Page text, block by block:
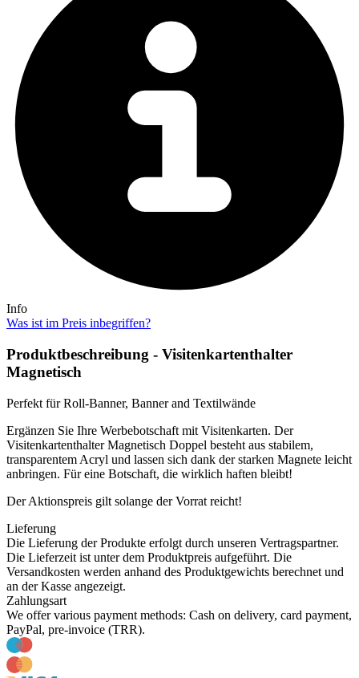
Info
Was ist im Preis inbegriffen?
Produktbeschreibung - Visitenkartenthalter
Magnetisch
Perfekt für Roll-Banner, Banner and Textilwände
Ergänzen Sie Ihre Werbebotschaft mit Visitenkarten. Der
Visitenkartenthalter Magnetisch Doppel besteht aus stabilem,
transparentem Acryl und lassen sich dank der starken Magnete leicht
anbringen. Für eine Botschaft, die wirklich haften bleibt!
Der Aktionspreis gilt solange der Vorrat reicht!
Lieferung
Die Lieferung der Produkte erfolgt durch unseren Vertragspartner.
Die Lieferzeit ist unter dem Produktpreis aufgeführt. Die
Versandkosten werden anhand des Produktgewichts berechnet und
an der Kasse angezeigt.
Zahlungsart
We offer various payment methods: Cash on delivery, card payment,
PayPal, pre-invoice (TRR).